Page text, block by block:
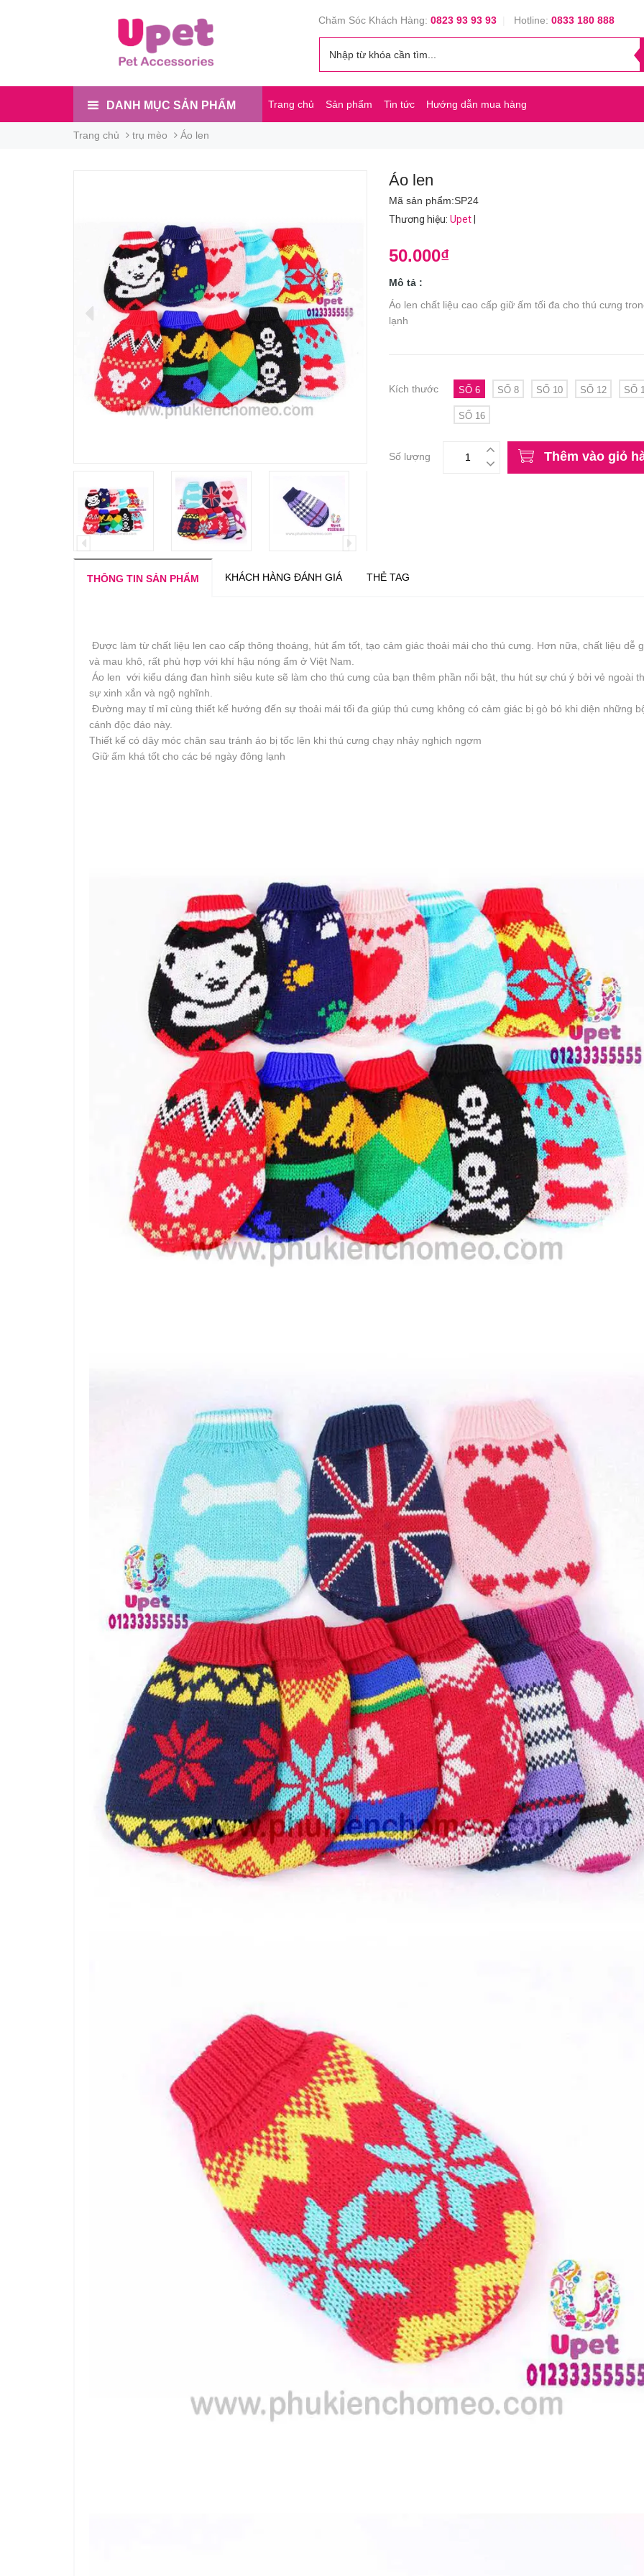
Chăm Sóc Khách Hàng: 0823 93 93 93| Hotline: 0833 180 888
DANH MỤC SẢN PHẨM Trang chủ Sản phẩm Tin tức Hướng dẫn mua hàng
Trang chủ trụ mèo Áo len
Áo len
Mã sản phẩm:SP24
Thương hiệu: Upet
50.000₫
Mô tả :
Áo len chất liệu cao cấp giữ ấm tối đa cho thú cưng
lạnh
Kích thước SỐ 6 SỐ 8 SỐ 10 SỐ 12 SỐ
SỐ 16
Số lượng Thêm vào giỏ
THÔNG TIN SẢN PHẨM KHÁCH HÀNG ĐÁNH GIÁ THẺ TAG
Được làm từ chất liệu len cao cấp thông thoáng, hút ẩm tốt, tạo cảm giác thoải mái cho thú cưng. Hơn nữa, chất liệu dễ
và mau khô, rất phù hợp với khí hậu nóng ẩm ở Việt Nam.
Áo len với kiểu dáng đan hình siêu kute sẽ làm cho thú cưng của bạn thêm phần nổi bật, thu hút sự chú ý bởi vẻ ngoài
sự xinh xắn và ngộ nghĩnh.
Đường may tỉ mỉ cùng thiết kế hướng đến sự thoải mái tối đa giúp thú cưng không có cảm giác bị gò bó khi diện những
cánh độc đáo này.
Thiết kế có dây móc chân sau tránh áo bị tốc lên khi thú cưng chạy nhảy nghịch ngợm
Giữ ấm khá tốt cho các bé ngày đông lạnh